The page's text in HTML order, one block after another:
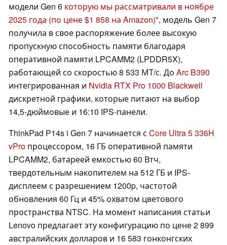
модели Gen 6 которую мы рассматривали в ноябре
2025 года (по цене $1 858 на Amazon) , модель Gen 7
получила в свое распоряжение более высокую
пропускную способность памяти благодаря
оперативной памяти LPCAMM2 (LPDDR5X),
работающей со скоростью 8 533 МТ/с. До Arc B390
интегрированная и Nvidia RTX Pro 1000 Blackwell
дискретной графики, которые питают на выбор
14,5-дюймовые и 16:10 IPS-панели.
ThinkPad P14s i Gen 7 начинается с Core Ultra 5 336H
vPro процессором, 16 ГБ оперативной памяти
LPCAMM2, батареей емкостью 60 Втч,
твердотельным накопителем на 512 ГБ и IPS-
дисплеем с разрешением 1200p, частотой
обновления 60 Гц и 45% охватом цветового
пространства NTSC. На момент написания статьи
Lenovo предлагает эту конфигурацию по цене 2 899
австралийских долларов и 16 583 гонконгских